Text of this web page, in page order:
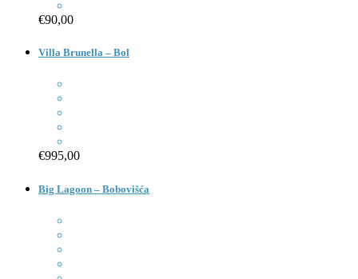
€90,00
Villa Brunella – Bol
€995,00
Big Lagoon – Bobovišća